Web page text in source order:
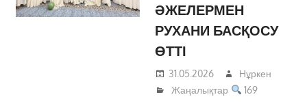
ӘЖЕЛЕРМЕН
РУХАНИ БАСҚОСУ
ӨТТІ
31.05.2026
Нұркен
Жаңалықтар
169